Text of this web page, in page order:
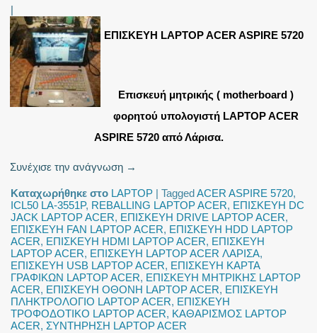
|
ΕΠΙΣΚΕΥΗ LAPTOP ACER ASPIRE 5720
Επισκευή μητρικής ( motherboard )
φορητού υπολογιστή LAPTOP ACER
ASPIRE 5720 από Λάρισα.
Συνέχισε την ανάγνωση →
Καταχωρήθηκε στο LAPTOP |Tagged ACER ASPIRE 5720,
ICL50 LA-3551P, REBALLING LAPTOP ACER, ΕΠΙΣΚΕΥΗ DC
JACK LAPTOP ACER, ΕΠΙΣΚΕΥΗ DRIVE LAPTOP ACER,
ΕΠΙΣΚΕΥΗ FAN LAPTOP ACER, ΕΠΙΣΚΕΥΗ HDD LAPTOP
ACER, ΕΠΙΣΚΕΥΗ HDMI LAPTOP ACER, ΕΠΙΣΚΕΥΗ
LAPTOP ACER, ΕΠΙΣΚΕΥΗ LAPTOP ACER ΛΑΡΙΣΑ,
ΕΠΙΣΚΕΥΗ USB LAPTOP ACER, ΕΠΙΣΚΕΥΗ ΚΑΡΤΑ
ΓΡΑΦΙΚΩΝ LAPTOP ACER, ΕΠΙΣΚΕΥΗ ΜΗΤΡΙΚΗΣ LAPTOP
ACER, ΕΠΙΣΚΕΥΗ ΟΘΟΝΗ LAPTOP ACER, ΕΠΙΣΚΕΥΗ
ΠΛΗΚΤΡΟΛΟΓΙΟ LAPTOP ACER, ΕΠΙΣΚΕΥΗ
ΤΡΟΦΟΔΟΤΙΚΟ LAPTOP ACER, ΚΑΘΑΡΙΣΜΟΣ LAPTOP
ACER, ΣΥΝΤΗΡΗΣΗ LAPTOP ACER